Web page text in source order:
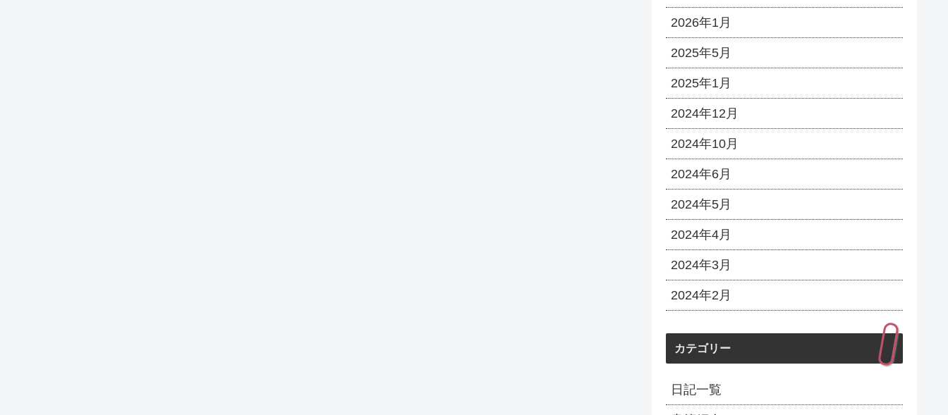
2026年1月
2025年5月
2025年1月
2024年12月
2024年10月
2024年6月
2024年5月
2024年4月
2024年3月
2024年2月
カテゴリー
日記一覧